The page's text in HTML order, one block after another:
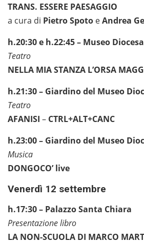
TRANS. ESSERE PAESAGGIO
a cura di Pietro Spoto eAndrea
h.20:30 e h.22:45 – Museo
Teatro
NELLA MIA STANZA L’ORSA
h.21:30 – Giardino del Museo
Teatro
AFANISI – CTRL+ALT+CANC
h.23:00 – Giardino del Museo
Musica
DONGOCO’ live
Venerdì 12 settembre
h.17:30 – Palazzo Santa Chiara
Presentazione libro
LA NON-SCUOLA DI MARCO